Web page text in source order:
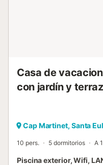
Casa de
con jardín y
Cap Martinet, Santa
10 pers. 5 dormitorios A
Piscina exterior, Wifi,